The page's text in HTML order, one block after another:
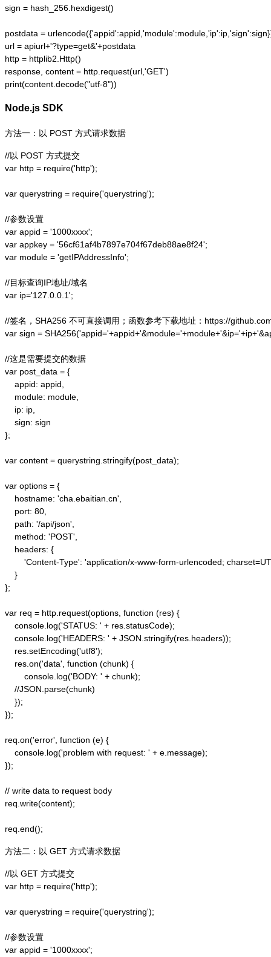
sign = hash_256.hexdigest()
postdata =
url = apiurl+'?type=get&'+postdata
http = httplib2.Http()
response, content = http.request(url,'GET')
print(content.decode("utf-8"))
Node.js SDK
方法一：以 POST 方式请求数据
//以 POST 方式提交
var http = require('http');
var querystring = require('querystring');
//参数设置
var appid = '1000xxxx';
var appkey = '56cf61af4b7897e704f67deb88ae8f24';
var module = 'getIPAddressInfo';
//目标查询IP地址/域名
var ip='127.0.0.1';
//签名，SHA256 不可直接调用；函数参考下载地址：https://
var sign =
//这是需要提交的数据
var post_data = {
    appid: appid,
    module: module,
    ip: ip,
    sign: sign
};
var content = querystring.stringify(post_data);
var options = {
    hostname: 'cha.ebaitian.cn',
    port: 80,
    path: '/api/json',
    method: 'POST',
    headers: {
'Content-Type': 'application/x-www-form-urlencoded;
    }
};
var req = http.request(options, function (res) {
    console.log('STATUS: ' + res.statusCode);
    console.log('HEADERS: ' + JSON.stringify(res.headers));
    res.setEncoding('utf8');
    res.on('data', function (chunk) {
        console.log('BODY: ' + chunk);
    //JSON.parse(chunk)
    });
});
req.on('error', function (e) {
    console.log('problem with request: ' + e.message);
});
// write data to request body
req.write(content);
方法二：以 GET 方式请求数据
//以 GET 方式提交
var http = require('http');
var querystring = require('querystring');
//参数设置
var appid = '1000xxxx';